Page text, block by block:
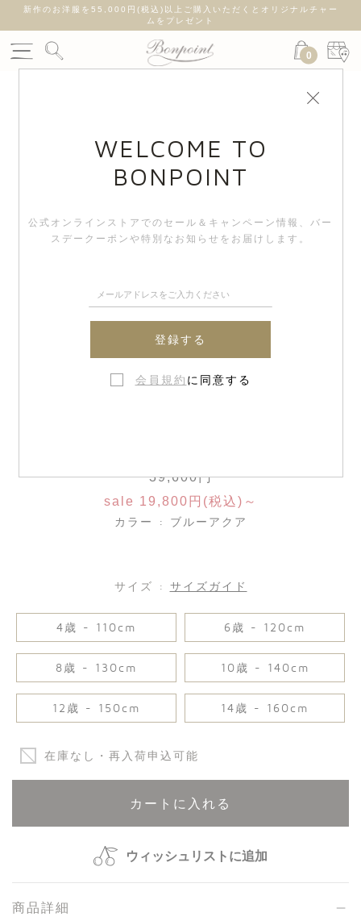
新作のお洋服を55,000円(税込)以上ご購入いただくとオリジナルチャー
ムをプレゼント
0
39,600円
sale 19,800円(税込)～
カラー : ブルーアクア
サイズ : サイズガイド
4歳 - 110cm 6歳 - 120cm
8歳 - 130cm 10歳 - 140cm
12歳 - 150cm 14歳 - 160cm
在庫なし・再入荷申込可能
カートに入れる
ウィッシュリストに追加
商品詳細
WELCOME TO
BONPOINT
公式オンラインストアでのセール＆キャンペーン情報、 バー
スデークーポンや特別なお知らせをお届けします。
登録する
会員規約 に同意する